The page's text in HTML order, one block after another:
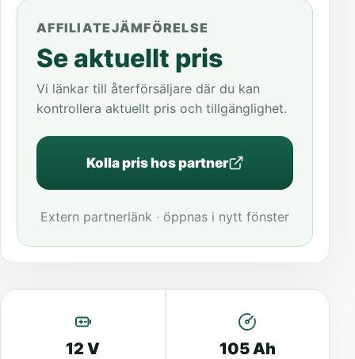
AFFILIATEJÄMFÖRELSE
Se aktuellt pris
Vi länkar till återförsäljare där du kan
kontrollera aktuellt pris och tillgänglighet.
Kolla pris hos partner
Extern partnerlänk · öppnas i nytt fönster
12 V 105 Ah